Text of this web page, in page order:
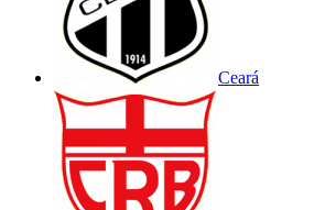
Ceará